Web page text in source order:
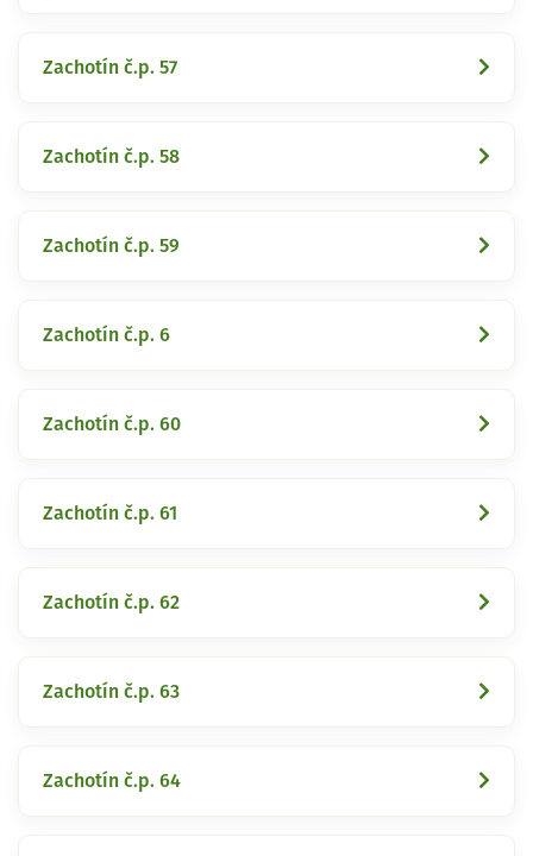
Zachotín č.p. 57
Zachotín č.p. 58
Zachotín č.p. 59
Zachotín č.p. 6
Zachotín č.p. 60
Zachotín č.p. 61
Zachotín č.p. 62
Zachotín č.p. 63
Zachotín č.p. 64